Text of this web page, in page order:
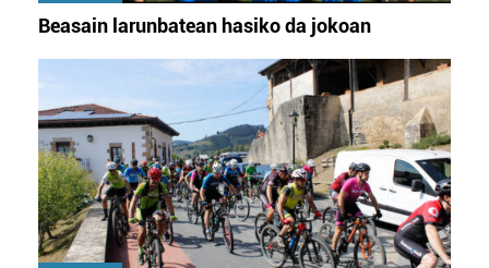
Beasain larunbatean hasiko da jokoan